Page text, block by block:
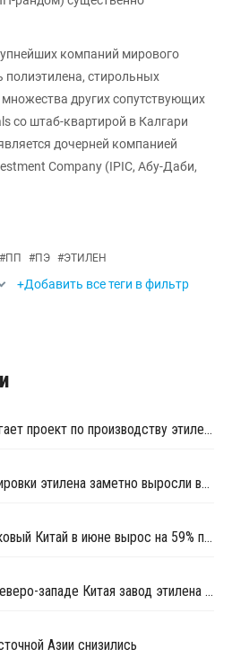
компаний мирового
полиэтилена, стирольных
других сопутствующих
со штаб-квартирой в Калгари
дочерней компанией
Company (IPIC, Абу-Даби,
#ПП #ПЭ #ЭТИЛЕН
+Добавить все теги в фильтр
PetroChina Hohhot продвигает проект по производству этилена из этана мощностью 1 млн тонн в год
Мировые и китайские котировки этилена заметно выросли во второй половине июля
Импорт этилена в материковый Китай в июне вырос на 59% по сравнению с предыдущим месяцем
PetroChina запустила на северо-западе Китая завод этилена мощностью 1,2 млн тонн
Азии снизились